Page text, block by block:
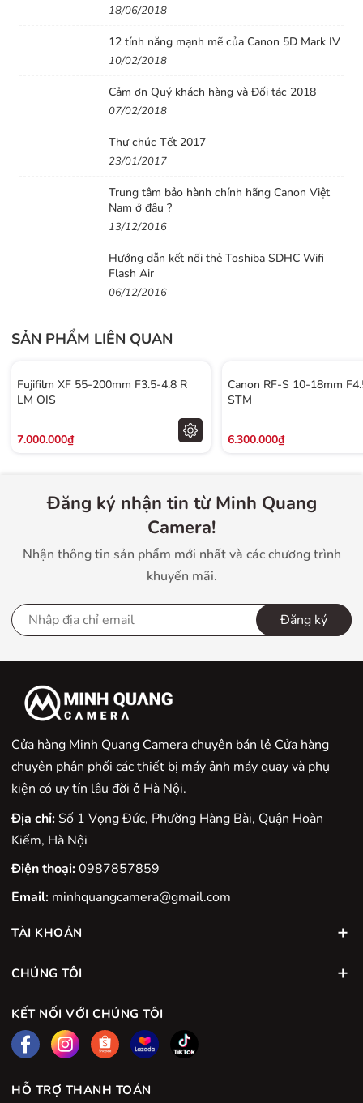
Thiết kế nhỏ gọn, chất lượng hình ảnh xuất
Ống kính Viltrox 20mm f2.8 có thiết kế khá nhỏ gọn và
nhẹ với kích thước và trọng lượng lần lượt là 65 x
thuận tiện hơn nhiều so với các ống kính Prime cỡ lớn
khác, là lựa chọn lý tưởng trong những trường hợp chụp
Không chỉ có thiết kế nhỏ gọn, mà ống kính này còn
được nhiều nhiếp ảnh gia yêu thích bởi chất lượng hình
ảnh xuất sắc. Các chi tiết luôn rõ ràng, sắc nét, đảm bảo
18/06/2018
12 tính năng mạnh mẽ của Canon 5D Mark IV
10/02/2018
Cảm ơn Quý khách hàng và Đối tác 2018
07/02/2018
Thư chúc Tết 2017
23/01/2017
Trung tâm bảo hành chính hãng Canon Việt
Nam ở đâu ?
13/12/2016
Hướng dẫn kết nối thẻ Toshiba SDHC Wifi
Flash Air
06/12/2016
SẢN PHẨM LIÊN QUAN
Fujifilm XF 55-200mm F3.5-4.8 R
LM OIS
7.000.000₫
Canon RF-S 10-18mm
STM
6.300.000₫
Đăng ký nhận tin từ Minh Quang
Camera!
Nhận thông tin sản phẩm mới nhất và các chương trình
khuyến mãi.
Đăng ký
Cửa hàng Minh Quang Camera chuyên bán lẻ Cửa hàng
chuyên phân phối các thiết bị máy ảnh máy quay và phụ
kiện có uy tín lâu đời ở Hà Nội.
Địa chỉ:Số 1 Vọng Đức, Phường Hàng Bài, Quận Hoàn
Kiếm, Hà Nội
Điện thoại:0987857859
Email: minhquangcamera@gmail.com
TÀI KHOẢN
CHÚNG TÔI
KẾT NỐI VỚI CHÚNG TÔI
HỖ TRỢ THANH TOÁN